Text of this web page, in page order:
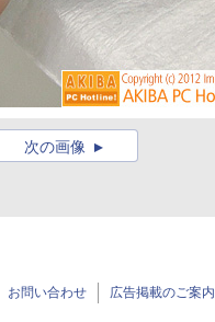
次の画像
お問い合わせ 広告掲載のご案内